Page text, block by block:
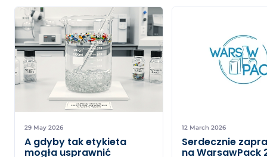
29 May 2026
A gdyby tak etykieta
mogła usprawnić
12 March 2026
Serdecznie
na WarsawPack